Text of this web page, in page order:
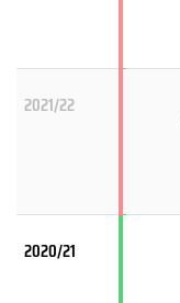
2021/22
2020/21